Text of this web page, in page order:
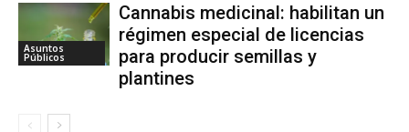
Asuntos
Públicos
Cannabis medicinal: habilitan un
régimen especial de licencias
para producir semillas y
plantines